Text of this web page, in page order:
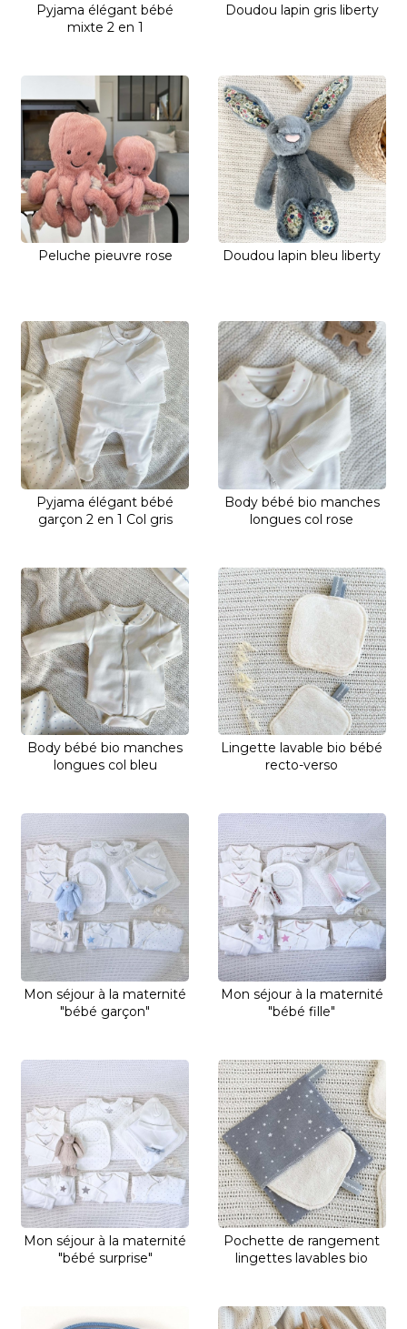
Pyjama élégant bébé
mixte 2 en 1
Doudou lapin gris liberty
Peluche pieuvre rose Doudou lapin bleu liberty
Pyjama élégant bébé
garçon 2 en 1 Col gris
Body bébé bio manches
longues col rose
Body bébé bio manches
longues col bleu
Lingette lavable bio bébé
recto-verso
Mon séjour à la maternité
"bébé garçon"
Mon séjour à la maternité
"bébé fille"
Mon séjour à la maternité
"bébé surprise"
Pochette de rangement
lingettes lavables bio